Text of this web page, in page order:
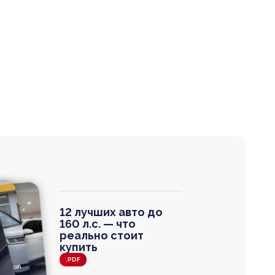
12 лучших авто до
160 л.с. — что
реально стоит
купить
.PDF